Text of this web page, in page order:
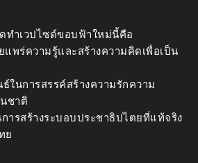
ทำเวปไซด์ขอบฟ้าใหม่นี้คือ
แพร่ความรู้และสร้างความคิดเพื่อเป็น
ในการสรรค์สร้างความรักความ
ชาติ
ารสร้างระบอบประชาธิปไตยที่แท้จริง
ย